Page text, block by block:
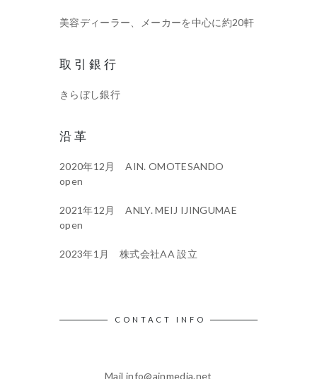
美容ディーラー、メーカーを中心に約20軒
取引銀行
きらぼし銀行
沿革
2020年12月 AIN. OMOTESANDO
open
2021年12月 ANLY. MEIJ IJINGUMAE
open
2023年1月 株式会社AA 設立
CONTACT INFO
Mail info@ainmedia.net